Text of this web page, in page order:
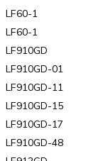
LF60-1
LF60-1
LF910GD
LF910GD-01
LF910GD-11
LF910GD-15
LF910GD-17
LF910GD-48